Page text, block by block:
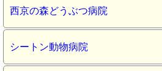
西京の森どうぶつ病院
シートン動物病院